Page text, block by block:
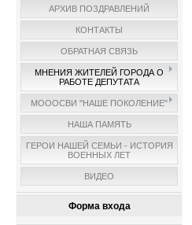
АРХИВ ПОЗДРАВЛЕНИЙ
КОНТАКТЫ
ОБРАТНАЯ СВЯЗЬ
МНЕНИЯ ЖИТЕЛЕЙ ГОРОДА О
РАБОТЕ ДЕПУТАТА
МОООСВИ "НАШЕ ПОКОЛЕНИЕ"
НАША ПАМЯТЬ
ГЕРОИ НАШЕЙ СЕМЬИ - ИСТОРИЯ
ВОЕННЫХ ЛЕТ
ВИДЕО
Форма входа